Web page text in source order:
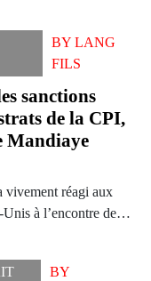
BY LANG
FILS
sanctions
de la CPI,
Mandiaye
réagi aux
Unis à l’encontre de…
BY